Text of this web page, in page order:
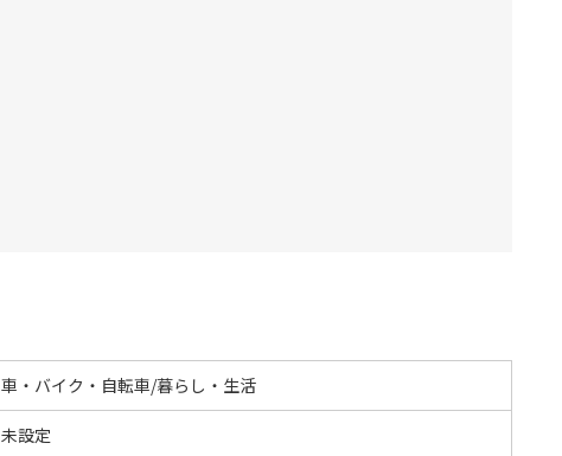
車・バイク・自転車/暮らし・生活
未設定